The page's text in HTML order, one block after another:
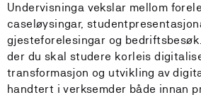
Undervisninga vekslar mellom
caseløysingar,
gjesteforelesingar og
der du skal studere korleis
transformasjon og utvikling av
handtert i verksemder både innan